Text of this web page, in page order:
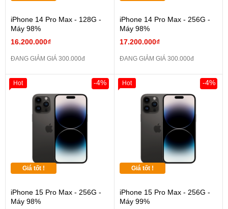
iPhone 14 Pro Max - 128G -
Máy 98%
16.200.000₫
ĐANG GIẢM GIÁ 300.000đ
iPhone 14 Pro Max - 256G -
Máy 98%
17.200.000₫
ĐANG GIẢM GIÁ 300.000đ
Giá tốt !
iPhone 15 Pro Max - 256G -
Máy 98%
-4%
Hot
Giá tốt !
iPhone 15 Pro Max - 256G -
Máy 99%
-4%
Hot